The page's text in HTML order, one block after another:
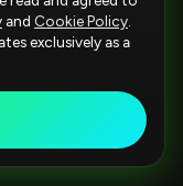
and Cookie Policy
exclusively as a